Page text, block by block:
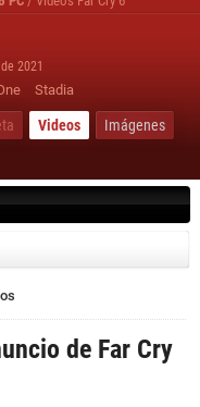
2021
Stadia
Videos
Imágenes
de Far Cry